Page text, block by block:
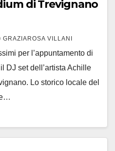
di Trevignano
GRAZIAROSA VILLANI
per l’appuntamento di
DJ set dell’artista Achille
Lo storico locale del